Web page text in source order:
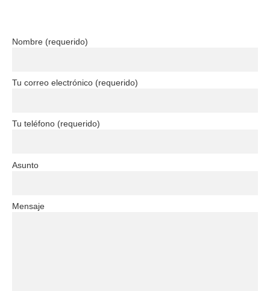
Nombre (requerido)
Tu correo electrónico (requerido)
Tu teléfono (requerido)
Asunto
Mensaje